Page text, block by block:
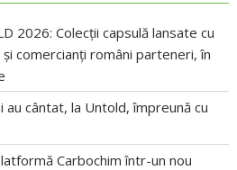
2026: Colecții capsulă lansate cu
comercianți români parteneri, în
cântat, la Untold, împreună cu
Carbochim într-un nou